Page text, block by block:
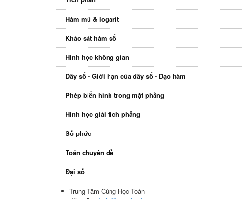
Hàm mũ & logarit
Khảo sát hàm số
Hình học không gian
Dãy số - Giới hạn của dãy số - Đạo hàm
Phép biến hình trong mặt phẳng
Hình học giải tích phẳng
Số phức
Toán chuyên đề
Đại số
Trung Tâm Cùng Học Toán